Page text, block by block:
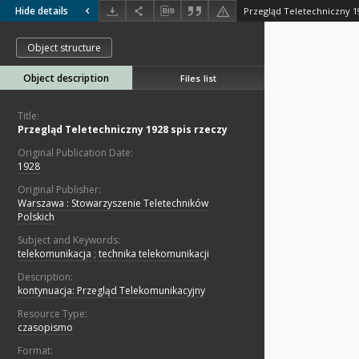
Hide details Przegląd Teletechniczny
Object structure
Object description Files list
Title:
Przegląd Teletechniczny 1928 spis rzeczy
Original Publication Date:
1928
Original Publisher:
Warszawa : Stowarzyszenie Teletechników
Polskich
Subject and Keywords:
telekomunikacja ; technika telekomunikacji
Description:
kontynuacja: Przegląd Telekomunikacyjny
Resource Type:
czasopismo
Format: